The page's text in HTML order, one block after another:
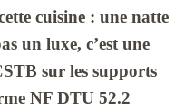
cuisine : une natte
un luxe, c’est une
sur les supports
NF DTU 52.2